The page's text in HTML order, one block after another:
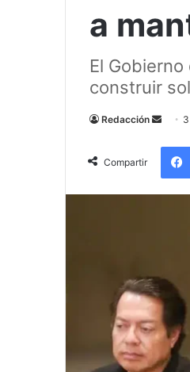
a
El
construir
Redacción
Send
email
Compartir